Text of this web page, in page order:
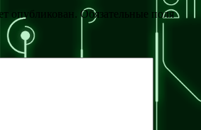
опубликован. Обязательные поля